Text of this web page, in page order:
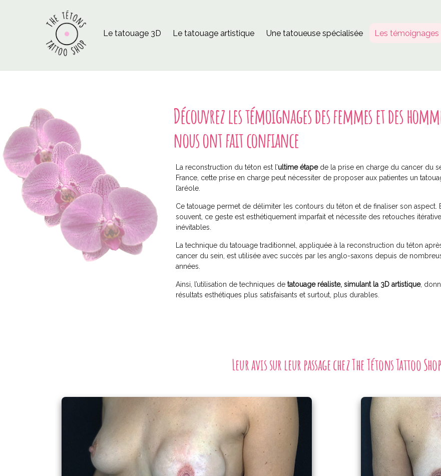
Le tatouage 3D Le tatouage artistique Une tatoueuse spécialisée Les témoignages
Découvrez les témoignages des femmes et des
nous ont fait confiance
La reconstruction du téton est l’ultime étapede la prise en charge du cancer du
France, cette prise en charge peut nécessiter de proposer aux patientes un
l’aréole.
Ce tatouage permet de délimiter les contours du téton et de finaliser son aspect.
souvent, ce geste est esthétiquement imparfait et nécessite des retouches
inévitables.
La technique du tatouage traditionnel, appliquée à la reconstruction du téton
cancer du sein, est utilisée avec succès par les anglo-saxons depuis de
années.
Ainsi, l’utilisation de techniques detatouage réaliste, simulant la 3D artistique,
résultats esthétiques plus satisfaisants et surtout, plus durables.
Leur avis sur leur passage chez The Tétons Tattoo Shop